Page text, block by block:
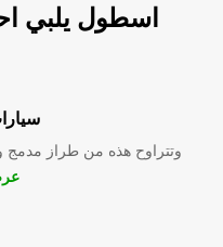
اسطول يلبي
وتتراوح هذه من طراز مدمج